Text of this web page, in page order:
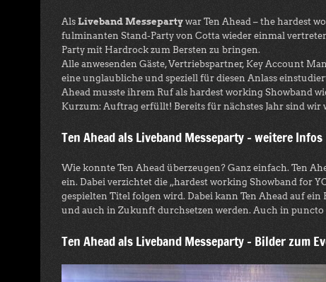
Als Liveband Messeparty war Ten Ahead – the hardest
fulminanten Stand-Party von Cotta wieder einmal
Party mit Hardrock zum Bersten zu bringen.
Alle anwesenden Gäste, Vertriebspartner, Key Account
eine unglaubliche und speziell für diesen Anlass
Ahead musste ihrem Ruf als hardest working Showband
Kurzum: Auftrag erfüllt! Bereits für nächstes Jahr sind
Ten Ahead als Liveband Messeparty – weitere Infos
Wie konnte Ten Ahead überzeugen? Ganz einfach. Ten
ein. Dabei verzichtet die „hardest working Showband for
gespielten Titel folgen wird. Dabei kann Ten Ahead auf
und auch in Zukunft durchsetzen werden. Auch in puncto
Ten Ahead als Liveband Messeparty – Bilder zum